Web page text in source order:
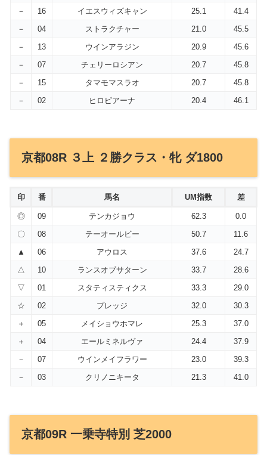
－
16 イエスウィズキャン 25.1
41.4
－
04 ストラクチャー 21.0
45.5
－
13 ウインアラジン 20.9
45.6
－
07 チェリーロシアン 20.7
45.8
－
15 タマモマスラオ 20.7
45.8
－
02 ヒロピアーナ 20.4 46.1
京都08R ３上 ２勝クラス・牝 ダ1800
印 番 馬名 UM指数 差
◎ 09 テンカジョウ 62.3
0.0
〇
08 テーオールビー 50.7
11.6
▲
06 アウロス 37.6
24.7
△
10 ランスオブサターン 33.7
28.6
▽
01 スタティスティクス 33.3
29.0
☆
02 プレッジ 32.0
30.3
＋
05 メイショウホマレ 25.3
37.0
＋
04 エールミネルヴァ 24.4
37.9
－
07 ウインメイフラワー 23.0
39.3
－
03 クリノニキータ 21.3 41.0
京都09R 一乗寺特別 芝2000